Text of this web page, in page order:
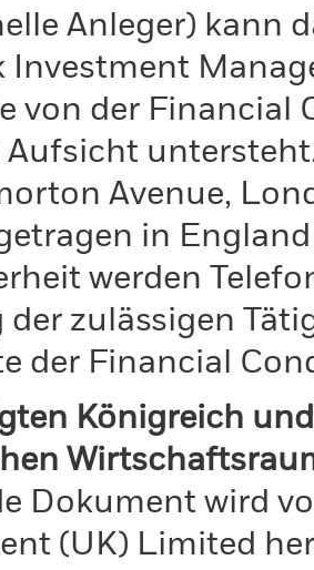
Anleger) kann
Investment
von der Financial
Aufsicht
Avenue,
in
werden
zulässigen
der Financial
Königreich
Dokument wird
(UK) Limited